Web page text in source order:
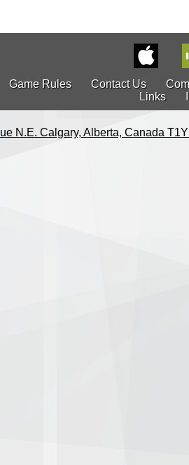
Game Rules Contact Us
Links
N.E. Calgary, Alberta, Canada